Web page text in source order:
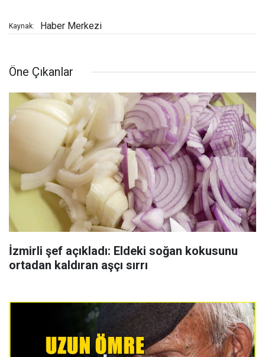
Kaynak: Haber Merkezi
Öne Çıkanlar
İzmirli şef açıkladı: Eldeki soğan kokusunu
ortadan kaldıran aşçı sırrı